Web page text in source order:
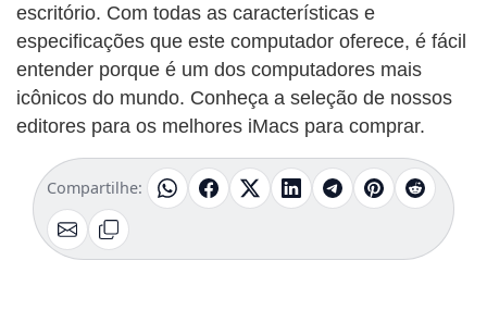
escritório. Com todas as características e
especificações que este computador oferece, é fácil
entender porque é um dos computadores mais
icônicos do mundo. Conheça a seleção de nossos
editores para os melhores iMacs para comprar.
Compartilhe: